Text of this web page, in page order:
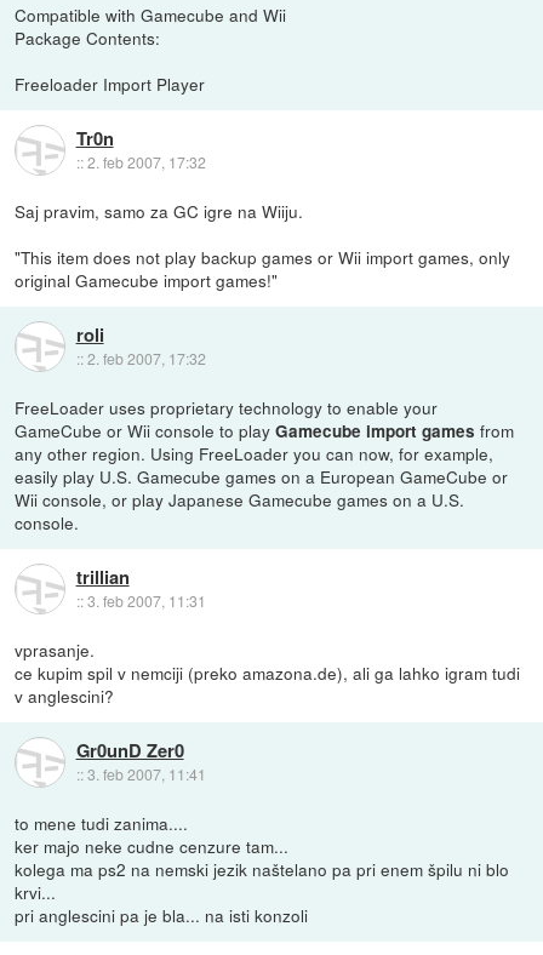
Compatible with Gamecube and Wii
Package Contents:
Freeloader Import Player
Tr0n
::2. feb 2007, 17:32
Saj pravim, samo za GC igre na Wiiju.
"This item does not play backup games or Wii import games, only
original Gamecube import games!"
roli
::2. feb 2007, 17:32
FreeLoader uses proprietary technology to enable your
GameCube or Wii console to playGamecube import games from
any other region. Using FreeLoader you can now, for example,
easily play U.S. Gamecube games on a European GameCube or
Wii console, or play Japanese Gamecube games on a U.S.
console.
trillian
::3. feb 2007, 11:31
vprasanje.
ce kupim spil v nemciji (preko amazona.de), ali ga lahko igram tudi
v anglescini?
Gr0unD Zer0
::3. feb 2007, 11:41
to mene tudi zanima....
ker majo neke cudne cenzure tam...
kolega ma ps2 na nemski jezik naštelano pa pri enem špilu ni blo
krvi...
pri anglescini pa je bla... na isti konzoli